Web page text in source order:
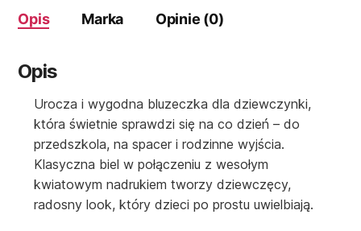
Opis Marka Opinie (0)
Opis
Urocza i wygodna bluzeczka dla dziewczynki,
która świetnie sprawdzi się na co dzień – do
przedszkola, na spacer i rodzinne wyjścia.
Klasyczna biel w połączeniu z wesołym
kwiatowym nadrukiem tworzy dziewczęcy,
radosny look, który dzieci po prostu uwielbiają.